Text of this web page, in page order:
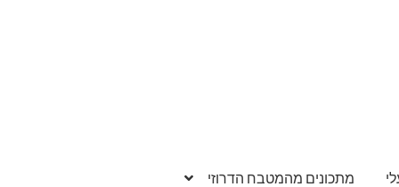
מתכונים מהמטבח הדרוזי